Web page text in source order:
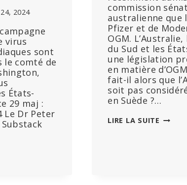
2024
virus
sont
le comté de
États-
29 maj :
Le Dr Peter
commission
australienne que
Pfizer et de
OGM. L’Australie,
du Sud et les
une législation
en matière
fait-il alors que
soit pas
en Suède ?…
LIRE LA SUITE